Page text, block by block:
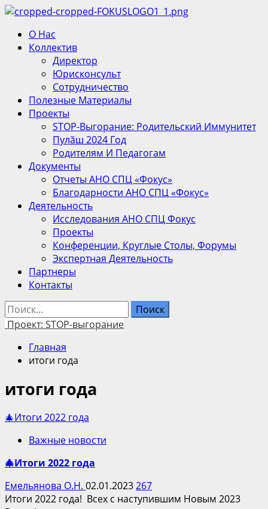
Перейти
содержимому
Основное
меню
О Нас
Коллектив
Директор
Юрисконсульт
Сотрудничество
Полезные Материалы
Проекты
STOP-Выгорание: Родительский Иммунитет
Пулӑш 2024 Год
Родителям И Педагогам
Документы
Отчеты АНО СПЦ «Фокус»
Благодарности АНО СПЦ «Фокус»
Деятельность
Исследования АНО СПЦ Фокус
Проекты
Конференции, Круглые Столы, Форумы
Экспертная Деятельность
Партнеры
Контакты
Найти:
Проект: STOP-выгорание
Главная
итоги года
итоги года
🎄Итоги 2022 года
Важные новости
🎄Итоги 2022 года
Емельянова О.Н. 02.01.2023267
Итоги 2022 года! Всех с наступившим Новым 2023